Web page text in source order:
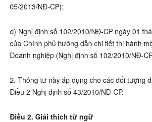
05/2013/NĐ-CP);
d) Nghị định số 102/2010/NĐ-CP ngày 01
của Chính phủ hướng dẫn chi tiết thi hành
Doanh nghiệp (Nghị định số 102/2010/NĐ-
2. Thông tư này áp dụng cho các đối tượng
Điều 2 Nghị định số 43/2010/NĐ-CP.
Điều 2. Giải thích từ ngữ